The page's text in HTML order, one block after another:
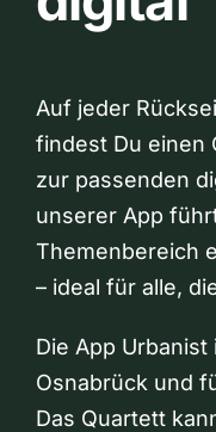
Auf jeder
findest Du einen
zur passenden
unserer App
Themenbereich
– ideal für alle,
Die App
Osnabrück und
Das Quartett